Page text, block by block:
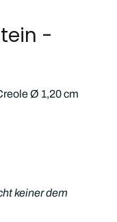
-
Ø 1,20 cm
keiner dem